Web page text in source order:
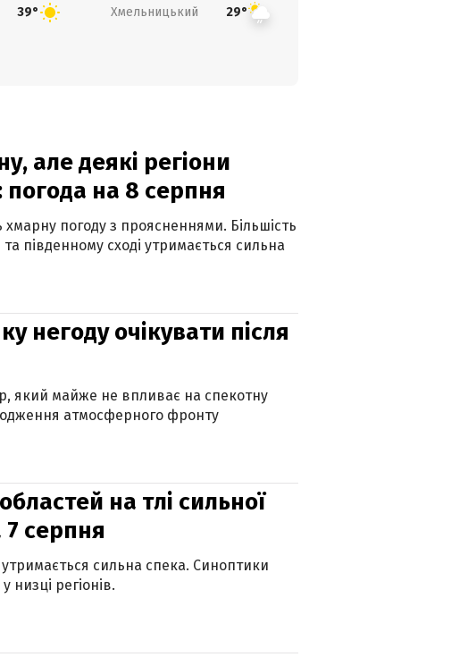
39° Хмельницький 29°
але деякі регіони
погода на 8 серпня
погоду з проясненнями. Більшість
південному сході утримається сильна
негоду очікувати після
який майже не впливає на спекотну
атмосферного фронту
на тлі сильної
серпня
сильна спека. Синоптики
низці регіонів.